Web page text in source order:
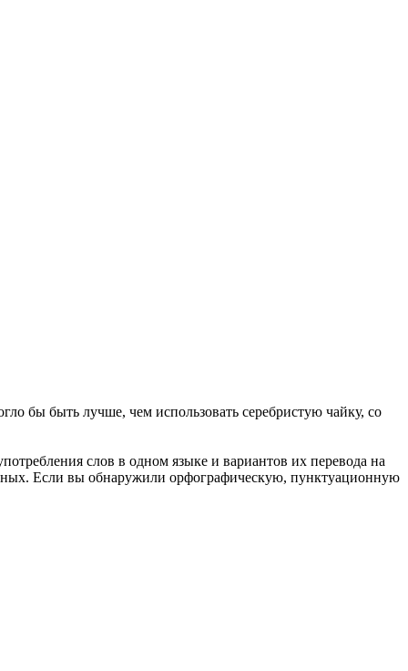
бы быть лучше, чем использовать серебристую чайку, со
слов в одном языке и вариантов их перевода на
Если вы обнаружили орфографическую, пунктуационную